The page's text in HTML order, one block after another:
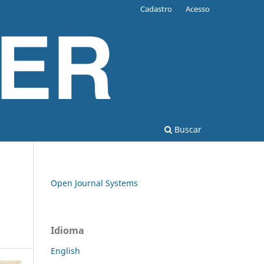
Buscar
Cadastro Acesso
Open Journal Systems
Idioma
English